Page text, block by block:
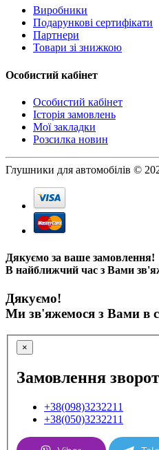
Виробники
Подарункові сертифікати
Партнери
Товари зі знижкою
Особистий кабінет
Особистий кабінет
Історія замовлень
Мої закладки
Розсилка новин
Глушники для автомобілів ©
Дякуємо за ваше замовлення!
В найближчий час з Вами
Дякуємо!
Ми зв'яжемося з Вами в
×
Замовлення
+38(098)3232211
+38(050)3232211